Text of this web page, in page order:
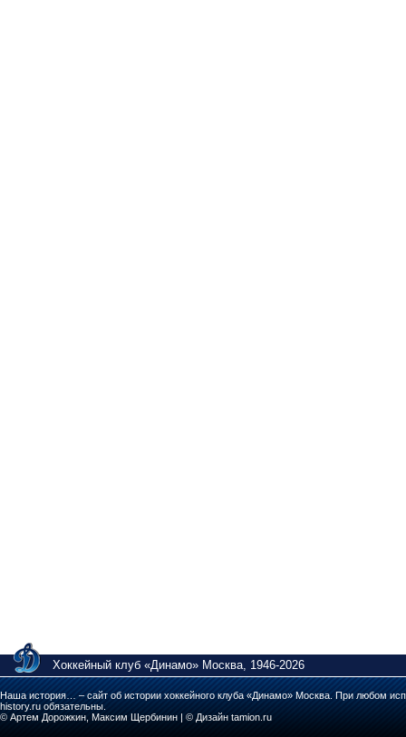
Хоккейный клуб «Динамо» Москва, 1946-2026
Наша история… – сайт об истории хоккейного клуба «Динамо» Москва. При любом
history.ru обязательны.
© Артем Дорожкин, Максим Щербинин | © Дизайн tamion.ru